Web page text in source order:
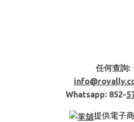
任何查詢:
Whatsapp: 852-
提供電子